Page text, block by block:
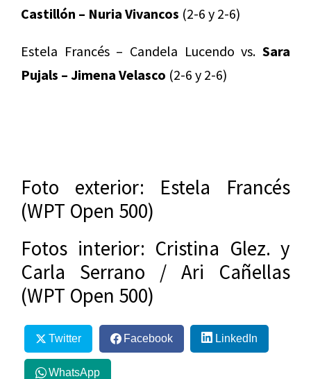
Castillón – Nuria Vivancos (2-6 y 2-6)
Estela Francés – Candela Lucendo vs. Sara
Pujals – Jimena Velasco (2-6 y 2-6)
Foto exterior: Estela Francés
(WPT Open 500)
Fotos interior: Cristina Glez. y
Carla Serrano / Ari Cañellas
(WPT Open 500)
Twitter Facebook LinkedIn
WhatsApp